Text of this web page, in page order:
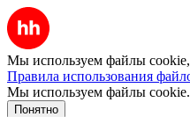
Мы используем файлы cookie,
Правила использования
Мы используем файлы cookie.
Понятно